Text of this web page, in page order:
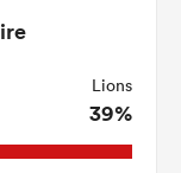
Lions
39%